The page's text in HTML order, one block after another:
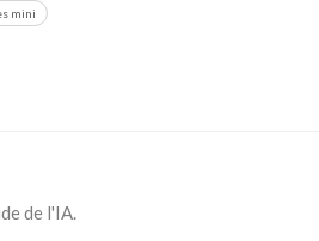
mini
de l'IA.